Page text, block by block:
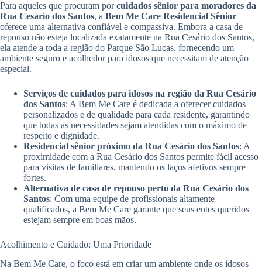
Para aqueles que procuram porcuidados sênior para moradores da
Rua Cesário dos Santos, a Bem Me Care Residencial Sênior
oferece uma alternativa confiável e compassiva. Embora a casa de
repouso não esteja localizada exatamente na Rua Cesário dos Santos,
ela atende a toda a região do Parque São Lucas, fornecendo um
ambiente seguro e acolhedor para idosos que necessitam de atenção
especial.
Serviços de cuidados para idosos na região da Rua Cesário
dos Santos: A Bem Me Care é dedicada a oferecer cuidados
personalizados e de qualidade para cada residente, garantindo
que todas as necessidades sejam atendidas com o máximo de
respeito e dignidade.
Residencial sênior próximo da Rua Cesário dos Santos: A
proximidade com a Rua Cesário dos Santos permite fácil acesso
para visitas de familiares, mantendo os laços afetivos sempre
fortes.
Alternativa de casa de repouso perto da Rua Cesário dos
Santos: Com uma equipe de profissionais altamente
qualificados, a Bem Me Care garante que seus entes queridos
estejam sempre em boas mãos.
Acolhimento e Cuidado: Uma Prioridade
Na Bem Me Care, o foco está em criar um ambiente onde os idosos